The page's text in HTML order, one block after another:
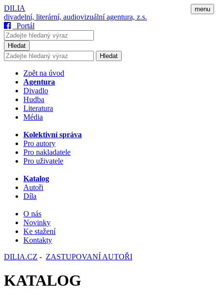
menu
DILIA
divadelní, literární, audiovizuální agentura, z.s.
Portál
Hledat
Hledat
Zpět na úvod
Agentura
Divadlo
Hudba
Literatura
Média
Kolektivní správa
Pro autory
Pro nakladatele
Pro uživatele
Katalog
Autoři
Díla
O nás
Novinky
Ke stažení
Kontakty
DILIA.CZ - ZASTUPOVANÍ AUTOŘI
KATALOG